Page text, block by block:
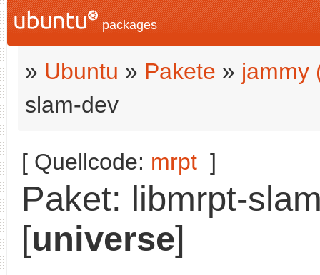
packages
» Ubuntu » Pakete » jammy
slam-dev
[ Quellcode: mrpt ]
Paket: libmrpt-
[universe]